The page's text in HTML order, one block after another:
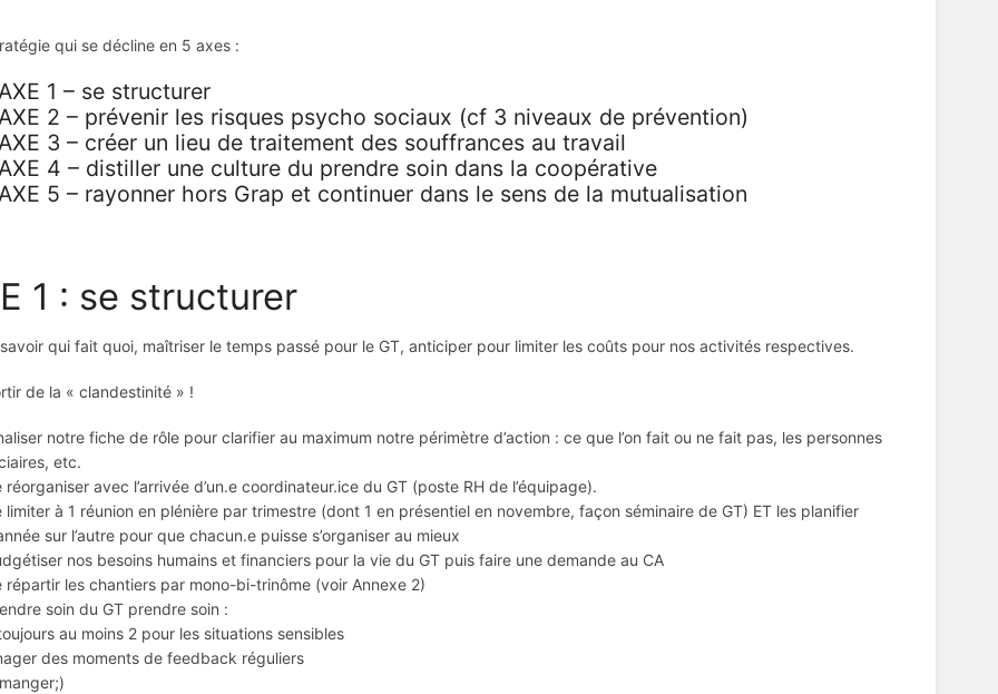
qui se décline en 5 axes :
1 – se structurer
2 – prévenir les risques psycho sociaux (cf 3 niveaux de prévention)
3 – créer un lieu de traitement des souffrances au travail
4 – distiller une culture du prendre soin dans la coopérative
5 – rayonner hors Grap et continuer dans le sens de la mutualisation
1 : se structurer
qui fait quoi, maîtriser le temps passé pour le GT, anticiper pour limiter les coûts pour nos activités respectives.
de la « clandestinité » !
notre fiche de rôle pour clarifier au maximum notre périmètre d’action : ce que l’on fait ou ne fait pas, les personnes
etc.
avec l’arrivée d’un.e coordinateur.ice du GT (poste RH de l’équipage).
à 1 réunion en plénière par trimestre (dont 1 en présentiel en novembre, façon séminaire de GT) ET les planifier
sur l’autre pour que chacun.e puisse s’organiser au mieux
nos besoins humains et financiers pour la vie du GT puis faire une demande au CA
les chantiers par mono-bi-trinôme (voir Annexe 2)
soin du GT prendre soin :
au moins 2 pour les situations sensibles
des moments de feedback réguliers